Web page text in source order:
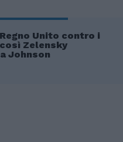
Unito contro i
Zelensky
Johnson